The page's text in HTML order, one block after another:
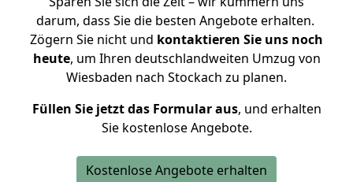
darum, dass Sie die besten Angebote erhalten.
Zögern Sie nicht und kontaktieren Sie uns noch
heute, um Ihren deutschlandweiten Umzug von
Wiesbaden nach Stockach zu planen.
Füllen Sie jetzt das Formular aus, und erhalten
Sie kostenlose Angebote.
Kostenlose Angebote erhalten